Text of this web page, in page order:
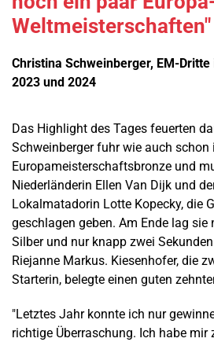
Weltmeisterschaften"
Christina Schweinberger, EM-
2023 und 2024
Das Highlight des Tages feuerten
Schweinberger fuhr wie auch
Europameisterschaftsbronze und
Niederländerin Ellen Van Dijk und
Lokalmatadorin Lotte Kopecky, die
geschlagen geben. Am Ende lag sie
Silber und nur knapp zwei
Riejanne Markus. Kiesenhofer, die
Starterin, belegte einen guten
"Letztes Jahr konnte ich nur
richtige Überraschung. Ich habe mir